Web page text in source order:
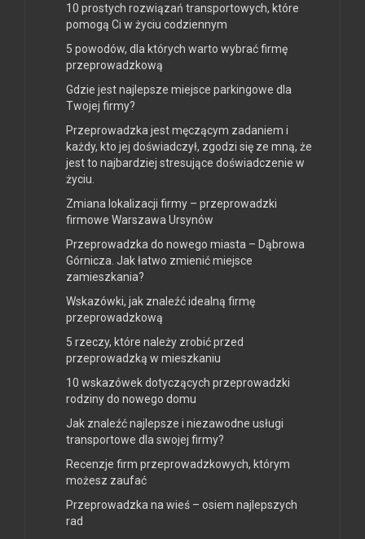
10 prostych rozwiązań transportowych, które
pomogą Ci w życiu codziennym
5 powodów, dla których warto wybrać firmę
przeprowadzkową
Gdzie jest najlepsze miejsce parkingowe dla
Twojej firmy?
Przeprowadzka jest męczącym zadaniem i
każdy, kto jej doświadczył, zgodzi się ze mną, że
jest to najbardziej stresujące doświadczenie w
życiu.
Zmiana lokalizacji firmy – przeprowadzki
firmowe Warszawa Ursynów
Przeprowadzka do nowego miasta – Dąbrowa
Górnicza. Jak łatwo zmienić miejsce
zamieszkania?
Wskazówki, jak znaleźć idealną firmę
przeprowadzkową
5 rzeczy, które należy zrobić przed
przeprowadzką w mieszkaniu
10 wskazówek dotyczących przeprowadzki
rodziny do nowego domu
Jak znaleźć najlepsze i niezawodne usługi
transportowe dla swojej firmy?
Recenzje firm przeprowadzkowych, którym
możesz zaufać
Przeprowadzka na wieś – osiem najlepszych
rad